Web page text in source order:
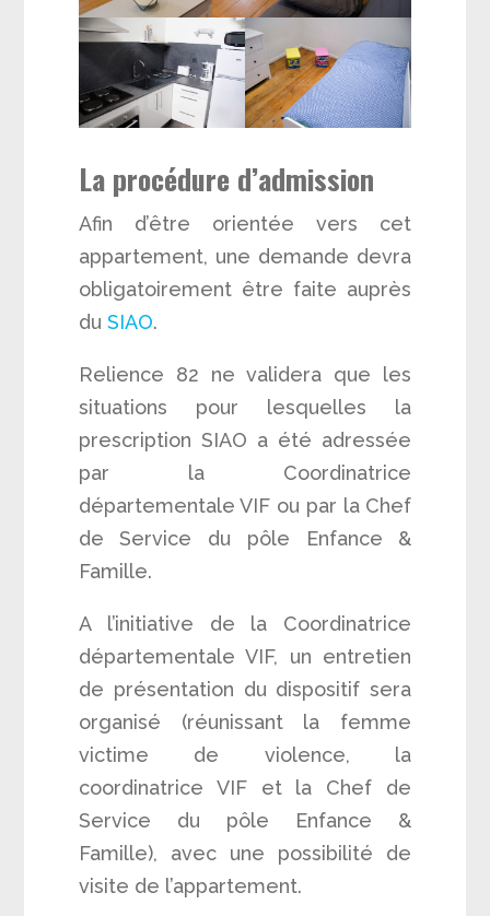
La procédure d’admission
Afin d’être orientée vers cet
appartement, une demande devra
obligatoirement être faite auprès
du SIAO.
Relience 82 ne validera que les
situations pour lesquelles la
prescription SIAO a été adressée
par la Coordinatrice
départementale VIF ou par la Chef
de Service du pôle Enfance &
Famille.
A l’initiative de la Coordinatrice
départementale VIF, un entretien
de présentation du dispositif sera
organisé (réunissant la femme
victime de violence, la
coordinatrice VIF et la Chef de
Service du pôle Enfance &
Famille), avec une possibilité de
visite de l’appartement.